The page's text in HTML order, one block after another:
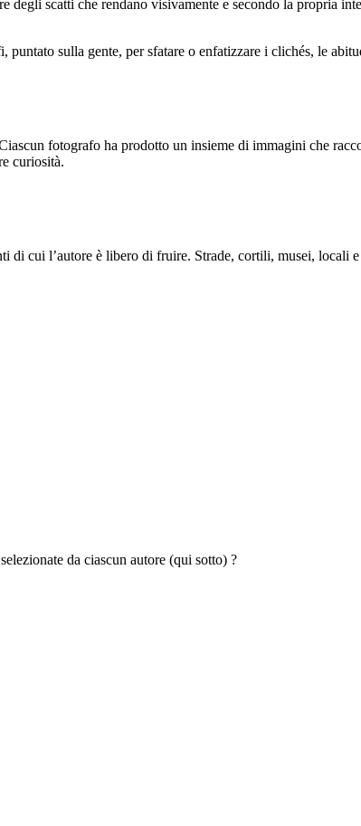
degli scatti che rendano visivamente e secondo la propria
sulla gente, per sfatare o enfatizzare i clichés, le
fotografo ha prodotto un insieme di immagini che
curiosità.
di cui l’autore è libero di fruire. Strade, cortili, musei,
da ciascun autore (qui sotto) ?